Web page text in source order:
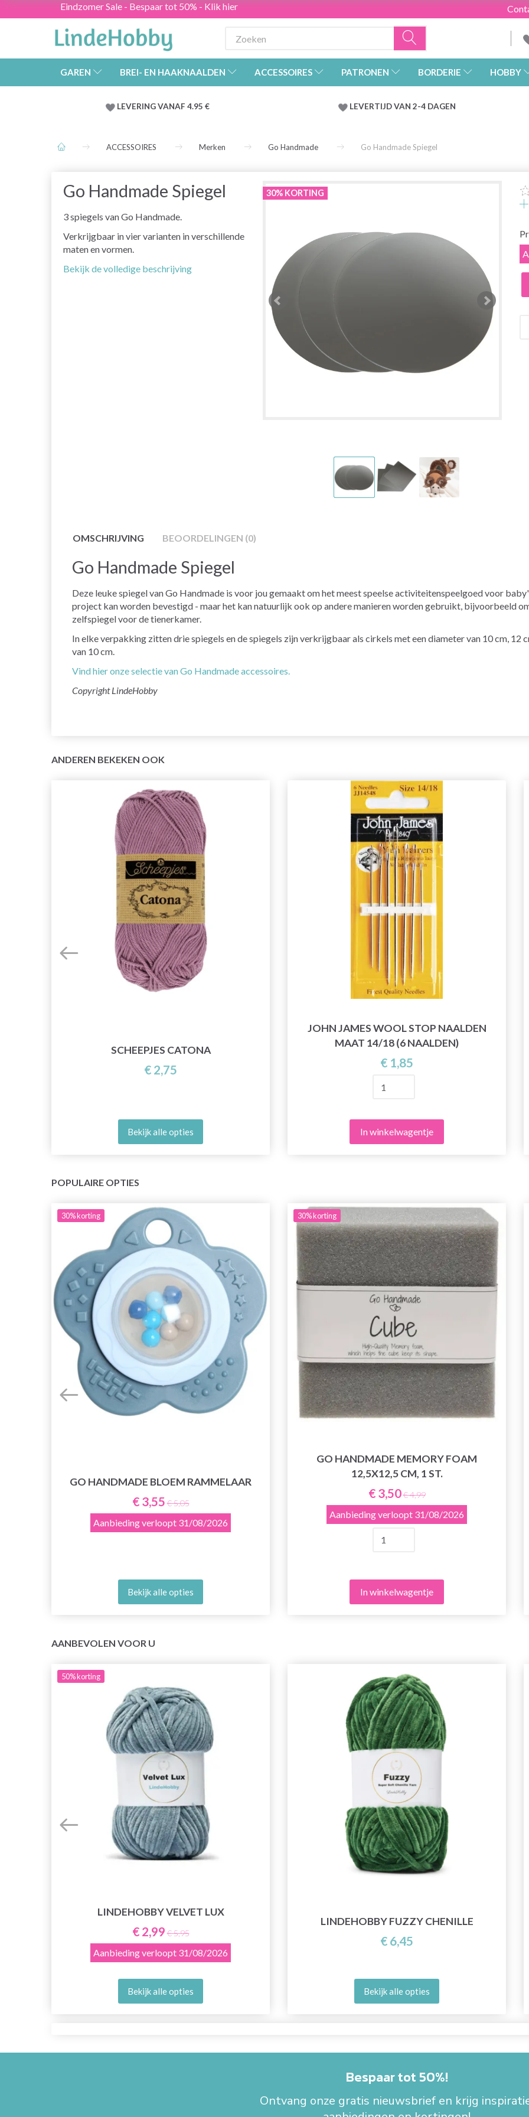
Eindzomer Sale - Bespaar tot 50% - Klik hier
GAREN BREI- EN HAAKNAALDEN ACCESSOIRES PATRONEN BORDERIE HOBBY
LEVERING VANAF 4.95 € LEVERTIJD VAN 2-4 DAGEN
ACCESSOIRES Merken Go Handmade Go Handmade Spiegel
Go Handmade Spiegel
3 spiegels van Go Handmade.
Verkrijgbaar in vier varianten in verschillende
maten en vormen.
Bekijk de volledige beschrijving
30% KORTING
OMSCHRIJVING BEOORDELINGEN (0)
Go Handmade Spiegel
Deze leuke spiegel van Go Handmade is voor jou gemaakt om het meest speelse activiteitenspeelgoed voor
project kan worden bevestigd - maar het kan natuurlijk ook op andere manieren worden gebruikt, bijvoorbeeld
zelfspiegel voor de tienerkamer.
In elke verpakking zitten drie spiegels en de spiegels zijn verkrijgbaar als cirkels met een diameter van 10 cm, 12
van 10 cm.
Vind hier onze selectie van Go Handmade accessoires.
Copyright LindeHobby
ANDEREN BEKEKEN OOK
SCHEEPJES CATONA
€ 2,75
Bekijk alle opties
JOHN JAMES WOOL STOP NAALDEN
MAAT 14/18 (6 NAALDEN)
€ 1,85
In winkelwagentje
POPULAIRE OPTIES
30%korting
GO HANDMADE BLOEM RAMMELAAR
€ 3,55 € 5,05
Aanbieding verloopt 31/08/2026
Bekijk alle opties
30%korting
GO HANDMADE MEMORY FOAM
12,5X12,5 CM, 1 ST.
€ 3,50€ 4,99
Aanbieding verloopt 31/08/2026
In winkelwagentje
AANBEVOLEN VOOR U
50%korting
LINDEHOBBY VELVET LUX
€ 2,99 € 5,95
Aanbieding verloopt 31/08/2026
Bekijk alle opties
LINDEHOBBY FUZZY CHENILLE
€ 6,45
Bekijk alle opties
Bespaar tot 50%!
Ontvang onze gratis nieuwsbrief en krijg